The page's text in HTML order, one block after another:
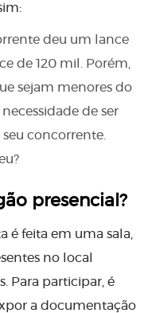
deu um lance
de 120 mil. Porém,
sejam menores do
de ser
concorrente.
presencial?
é feita em uma sala,
no local
Para participar, é
a documentação